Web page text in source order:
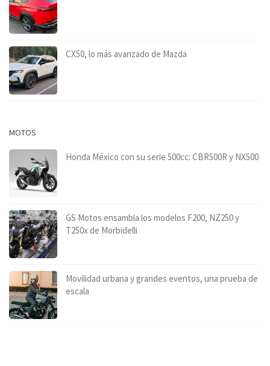
CX50, lo más avanzado de Mazda
MOTOS
Honda México con su serie 500cc: CBR500R y NX500
GS Motos ensambla los modelos F200, NZ250 y
T250x de Morbidelli
Movilidad urbana y grandes eventos, una prueba de
escala